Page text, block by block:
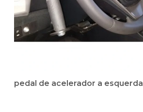
pedal de acelerador a esquerda